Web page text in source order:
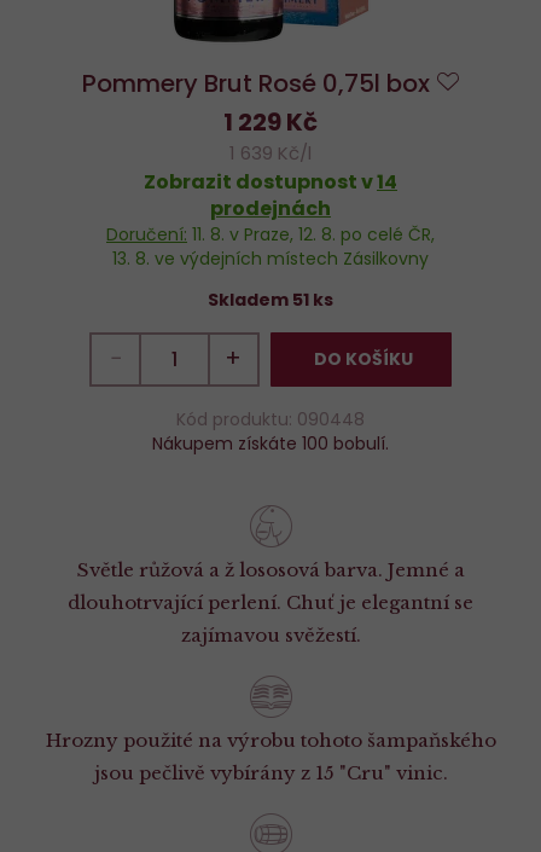
Pommery Brut Rosé 0,75l box
Světle růžová a ž lososová barva. Jemné a
dlouhotrvající perlení. Chuť je elegantní se
zajímavou svěžestí.
Hrozny použité na výrobu tohoto šampaňského
jsou pečlivě vybírány z 15 "Cru" vinic.
1 229 Kč
1 639 Kč/l
Zobrazit dostupnost v14
prodejnách
Doručení: 11. 8. v Praze, 12. 8. po celé ČR,
13. 8. ve výdejních místech Zásilkovny
Skladem 51 ks
− + DO KOŠÍKU
Kód produktu: 090448
Nákupem získáte 100 bobulí.